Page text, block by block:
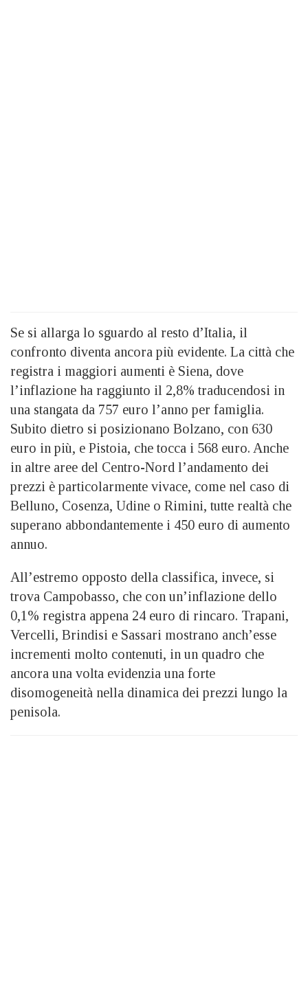
Se si allarga lo sguardo al resto d’Italia, il
confronto diventa ancora più evidente. La città che
registra i maggiori aumenti è Siena, dove
l’inflazione ha raggiunto il 2,8% traducendosi in
una stangata da 757 euro l’anno per famiglia.
Subito dietro si posizionano Bolzano, con 630
euro in più, e Pistoia, che tocca i 568 euro. Anche
in altre aree del Centro-Nord l’andamento dei
prezzi è particolarmente vivace, come nel caso di
Belluno, Cosenza, Udine o Rimini, tutte realtà che
superano abbondantemente i 450 euro di aumento
annuo.
All’estremo opposto della classifica, invece, si
trova Campobasso, che con un’inflazione dello
0,1% registra appena 24 euro di rincaro. Trapani,
Vercelli, Brindisi e Sassari mostrano anch’esse
incrementi molto contenuti, in un quadro che
ancora una volta evidenzia una forte
disomogeneità nella dinamica dei prezzi lungo la
penisola.